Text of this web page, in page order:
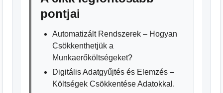
pontjai
Automatizált Rendszerek – Hogyan
Csökkenthetjük a
Munkaerőköltségeket?
Digitális Adatgyűjtés és Elemzés –
Költségek Csökkentése Adatokkal.